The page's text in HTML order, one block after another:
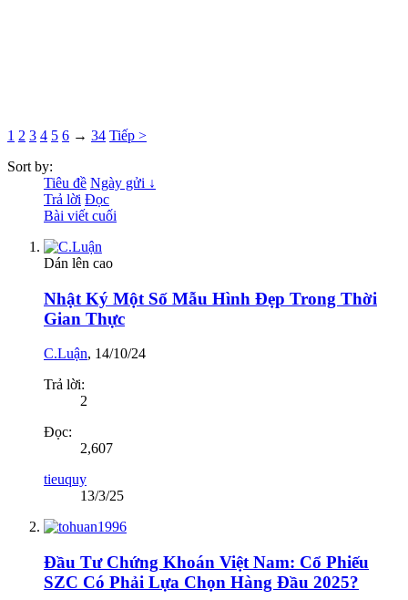
1 2 3 4 5 6 → 34 Tiếp >
Sort by:
Tiêu đề Ngày gửi ↓
Trả lời Đọc
Bài viết cuối
Dán lên cao
Nhật Ký Một Số Mẫu Hình Đẹp Trong Thời
Gian Thực
C.Luận, 14/10/24
Trả lời:
2
Đọc:
2,607
tieuquy
13/3/25
Đầu Tư Chứng Khoán Việt Nam: Cổ Phiếu
SZC Có Phải Lựa Chọn Hàng Đầu 2025?